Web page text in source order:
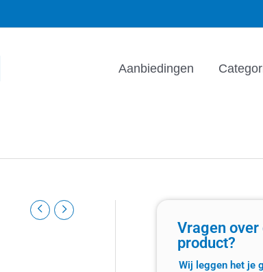
Aanbiedingen
Vragen over
product?
Wij leggen het je